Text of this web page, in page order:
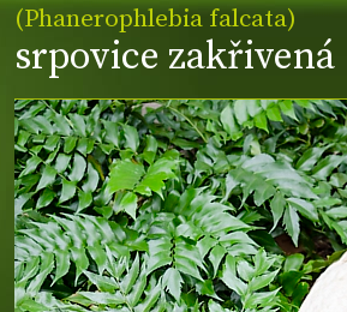
(Phanerophlebia falcata)
srpovice zakřivená